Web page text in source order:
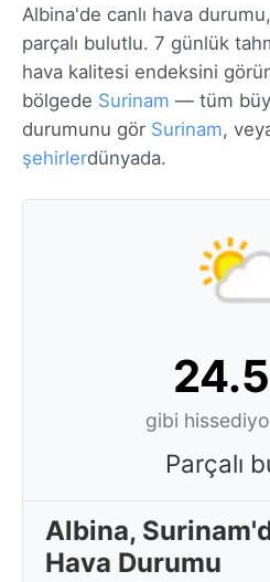
Albina'de canlı hava
parçalı bulutlu. 7 günlük
hava kalitesi endeksini
bölgede Surinam — tüm
durumunu gör Surinam,
şehirlerdünyada.
gibi
Parçalı
Albina,
Hava Durumu